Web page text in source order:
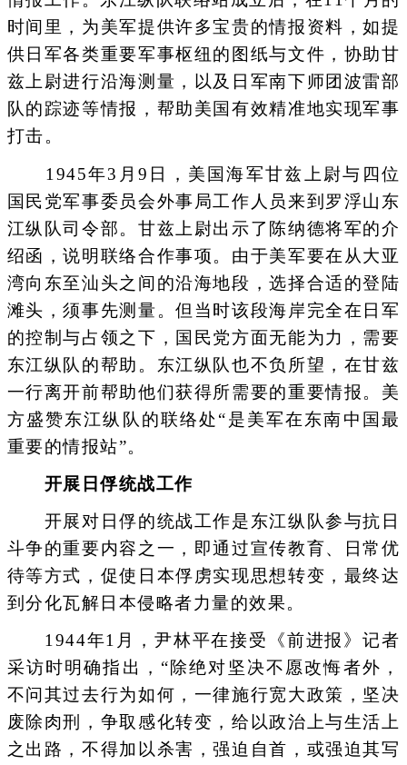
时间里，为美军提供许多宝贵的情报资料，如提
供日军各类重要军事枢纽的图纸与文件，协助甘
兹上尉进行沿海测量，以及日军南下师团波雷部
队的踪迹等情报，帮助美国有效精准地实现军事
打击。
1945年3月9日，美国海军甘兹上尉与四位
国民党军事委员会外事局工作人员来到罗浮山东
江纵队司令部。甘兹上尉出示了陈纳德将军的介
绍函，说明联络合作事项。由于美军要在从大亚
湾向东至汕头之间的沿海地段，选择合适的登陆
滩头，须事先测量。但当时该段海岸完全在日军
的控制与占领之下，国民党方面无能为力，需要
东江纵队的帮助。东江纵队也不负所望，在甘兹
一行离开前帮助他们获得所需要的重要情报。美
方盛赞东江纵队的联络处“是美军在东南中国最
重要的情报站”。
开展日俘统战工作
开展对日俘的统战工作是东江纵队参与抗日
斗争的重要内容之一，即通过宣传教育、日常优
待等方式，促使日本俘虏实现思想转变，最终达
到分化瓦解日本侵略者力量的效果。
1944年1月，尹林平在接受《前进报》记者
采访时明确指出，“除绝对坚决不愿改悔者外，
不问其过去行为如何，一律施行宽大政策，坚决
废除肉刑，争取感化转变，给以政治上与生活上
之出路，不得加以杀害，强迫自首，或强迫其写